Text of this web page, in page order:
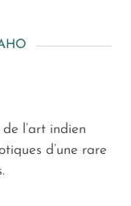
l’art indien
d’une rare